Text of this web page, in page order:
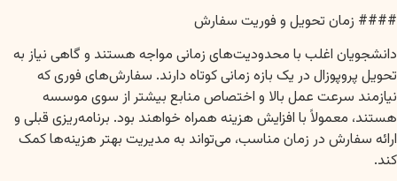
#### زمان تحویل و فوریت سفارش
دانشجویان اغلب با محدودیت‌های زمانی مواجه هستند و گاهی نیاز به
تحویل پروپوزال در یک بازه زمانی کوتاه دارند. سفارش‌های فوری که
نیازمند سرعت عمل بالا و اختصاص منابع بیشتر از سوی موسسه
هستند، معمولاً با افزایش هزینه همراه خواهند بود. برنامه‌ریزی قبلی و
ارائه سفارش در زمان مناسب، می‌تواند به مدیریت بهتر هزینه‌ها کمک
کند.